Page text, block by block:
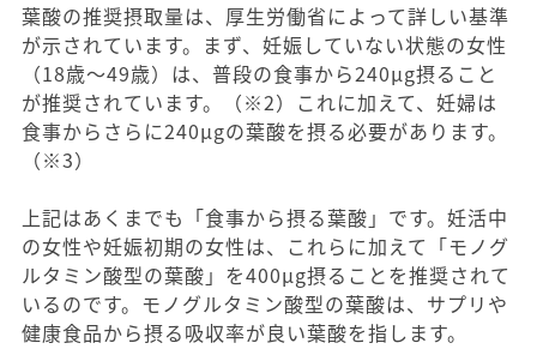
葉酸の推奨摂取量は、厚生労働省によって詳しい基準
が示されています。まず、妊娠していない状態の女性
（18歳〜49歳）は、普段の食事から240μg摂ること
が推奨されています。（※2）これに加えて、妊婦は
食事からさらに240μgの葉酸を摂る必要があります。
（※3）
上記はあくまでも「食事から摂る葉酸」です。妊活中
の女性や妊娠初期の女性は、これらに加えて「モノグ
ルタミン酸型の葉酸」を400μg摂ることを推奨されて
いるのです。モノグルタミン酸型の葉酸は、サプリや
健康食品から摂る吸収率が良い葉酸を指します。